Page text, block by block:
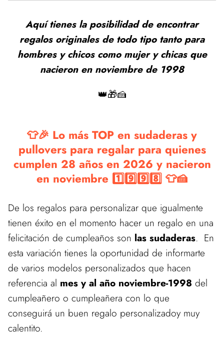
Aquí tienes la posibilidad de encontrar
regalos originales de todo tipo tanto para
hombres y chicos como mujer y chicas que
nacieron en noviembre de 1998
👑🎁🍰
👕🎉 Lo más TOP en sudaderas y
pullovers para regalar para quienes
cumplen 28 años en 2026 y nacieron
en noviembre 1️⃣9️⃣9️⃣8️⃣ 👕🍰
De los regalos para personalizar que igualmente
tienen éxito en el momento hacer un regalo en una
felicitación de cumpleaños son las sudaderas. En
esta variación tienes la oportunidad de informarte
de varios modelos personalizados que hacen
referencia al mes y al año noviembre-1998 del
cumpleañero o cumpleañera con lo que
conseguirá un buen regalo personalizadoy muy
calentito.